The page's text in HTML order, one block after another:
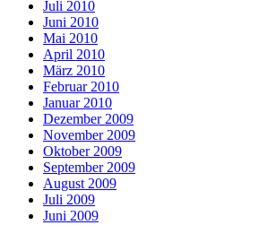
Juli 2010
Juni 2010
Mai 2010
April 2010
März 2010
Februar 2010
Januar 2010
Dezember 2009
November 2009
Oktober 2009
September 2009
August 2009
Juli 2009
Juni 2009